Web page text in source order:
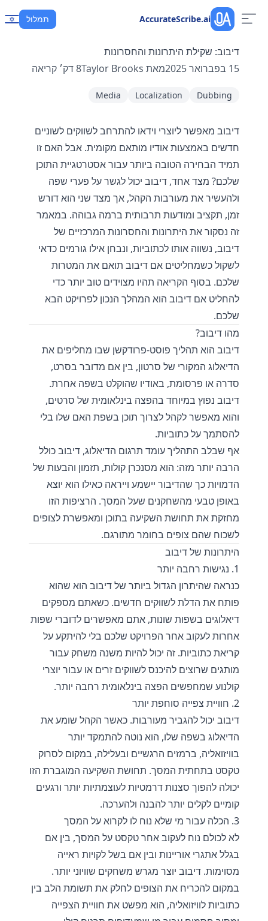
AccurateScribe.ai תמלול
דיבוב: שקילת היתרונות והחסרונות
15 בפברואר 2025
מאת Taylor Brooks
8דק׳ קריאה
Dubbing
Localization
Media
דיבוב מאפשר ליוצרי וידאו להתרחב לשווקים לשוניים
חדשים באמצעות אודיו מותאם מקומית. אבל האם זו
תמיד הבחירה הטובה ביותר עבור אסטרטגיית התוכן
שלכם? מצד אחד, דיבוב יכול לגשר על פערי שפה
ולהעשיר את מעורבות הקהל, אך מצד שני הוא דורש
זמן, תקציב ומודעות תרבותית ברמה גבוהה. במאמר
זה נסקור את היתרונות והחסרונות המרכזיים של
דיבוב, נשווה אותו לכתוביות, ונבחן אילו גורמים כדאי
לשקול כשמחליטים אם דיבוב תואם את המטרות
שלכם. בסוף הקריאה תהיו מצוידים טוב יותר כדי
להחליט אם דיבוב הוא המהלך הנכון לפרויקט הבא
שלכם.
מהו דיבוב?
דיבוב הוא תהליך פוסט-פרודקשן שבו מחליפים את
הדיאלוג המקורי של סרטון, בין אם מדובר בסרט,
סדרה או פרסומת, באודיו שהוקלט בשפה אחרת.
דיבוב נפוץ במיוחד בהפצה בינלאומית של סרטים,
והוא מאפשר לקהל לצרוך תוכן בשפת האם שלו בלי
להסתמך על כתוביות.
אף שבלב התהליך עומד תרגום הדיאלוג, דיבוב כולל
הרבה יותר מזה: הוא מסנכרן קולות, תזמון והבעות של
הדמויות כך שהדיבור יישמע וייראה כאילו הוא יוצא
באופן טבעי מהשחקנים שעל המסך. הרציפות הזו
מחזקת את תחושת השקיעה בתוכן ומאפשרת לצופים
לשכוח שהם צופים בחומר מתורגם.
היתרונות של דיבוב
1. נגישות רחבה יותר
כנראה שהיתרון הגדול ביותר של דיבוב הוא שהוא
פותח את הדלת לשווקים חדשים. כשאתם מספקים
דיאלוגים בשפות שונות, אתם מאפשרים לדוברי שפות
אחרות לעקוב אחר הפרויקט שלכם בלי להיתקע על
קריאת כתוביות. זה יכול להיות משנה משחק עבור
מותגים שרוצים להיכנס לשווקים זרים או עבור יוצרי
קולנוע שמחפשים הפצה בינלאומית רחבה יותר.
2. חוויית צפייה סוחפת יותר
דיבוב יכול להגביר מעורבות. כאשר הקהל שומע את
הדיאלוג בשפה שלו, הוא נוטה להתמקד יותר
בוויזואליה, ברמזים הרגשיים ובעלילה, במקום לסרוק
טקסט בתחתית המסך. תחושת השקיעה המוגברת הזו
יכולה להפוך סצנות דרמטיות לעוצמתיות יותר ורגעים
קומיים לקלים יותר להבנה ולהערכה.
3. הכלה עבור מי שלא נוח לו לקרוא על המסך
לא לכולם נוח לעקוב אחר טקסט על המסך, בין אם
בגלל אתגרי אוריינות ובין אם בשל לקויות ראייה
מסוימות. דיבוב יוצר מגרש משחקים שוויוני יותר.
במקום להכריח את הצופים לחלק את תשומת הלב בין
כתוביות לוויזואליה, הוא מפשט את חוויית הצפייה